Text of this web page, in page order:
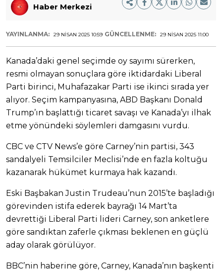
Haber Merkezi
YAYINLANMA: 29 NISAN 2025 10:59 GÜNCELLENME: 29 NISAN 2025 11:00
Kanada’daki genel seçimde oy sayımı sürerken,
resmi olmayan sonuçlara göre iktidardaki Liberal
Parti birinci, Muhafazakar Parti ise ikinci sırada yer
alıyor. Seçim kampanyasına, ABD Başkanı Donald
Trump’ın başlattığı ticaret savaşı ve Kanada’yı ilhak
etme yönündeki söylemleri damgasını vurdu.
CBC ve CTV News’e göre Carney’nin partisi, 343
sandalyeli Temsilciler Meclisi’nde en fazla koltuğu
kazanarak hükümet kurmaya hak kazandı.
Eski Başbakan Justin Trudeau’nun 2015’te başladığı
görevinden istifa ederek bayrağı 14 Mart’ta
devrettiği Liberal Parti lideri Carney, son anketlere
göre sandıktan zaferle çıkması beklenen en güçlü
aday olarak görülüyor.
BBC’nin haberine göre, Carney, Kanada’nın başkenti